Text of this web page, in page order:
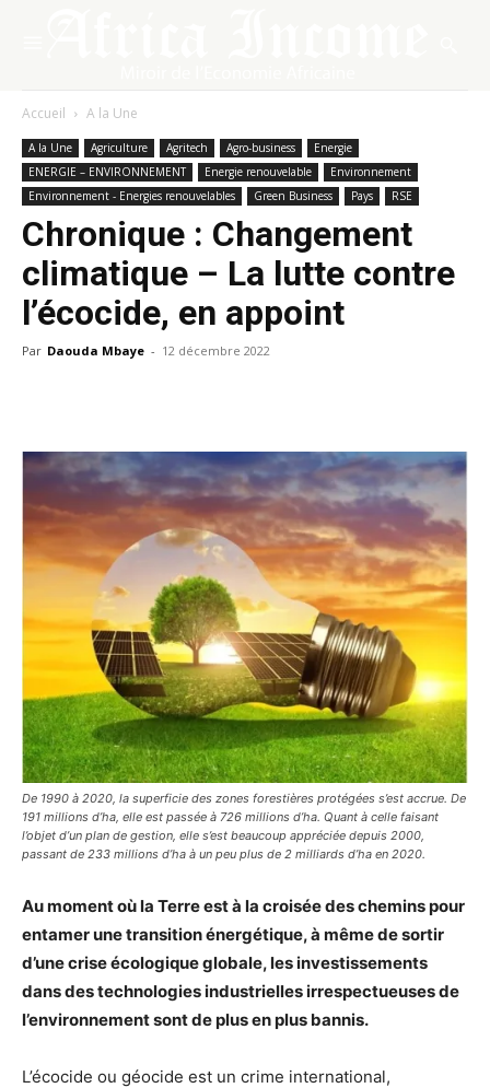
Accueil A la Une
A la Une Agriculture Agritech Agro-business
Energie
ENERGIE – ENVIRONNEMENT
Energie renouvelable
Environnement
Environnement - Energies renouvelables
Green Business Pays RSE
Chronique : Changement
climatique – La lutte contre
l’écocide, en appoint
Par Daouda Mbaye - 12 décembre 2022
De 1990 à 2020, la superficie des zones forestières protégées s’est accrue. De
191 millions d’ha, elle est passée à 726 millions d’ha. Quant à celle faisant
l’objet d’un plan de gestion, elle s’est beaucoup appréciée depuis 2000,
passant de 233 millions d’ha à un peu plus de 2 milliards d’ha en 2020.
Au moment où la Terre est à la croisée des chemins pour
entamer une transition énergétique, à même de sortir
d’une crise écologique globale, les investissements
dans des technologies industrielles irrespectueuses de
l’environnement sont de plus en plus bannis.
L’écocide ou géocide est un crime international,